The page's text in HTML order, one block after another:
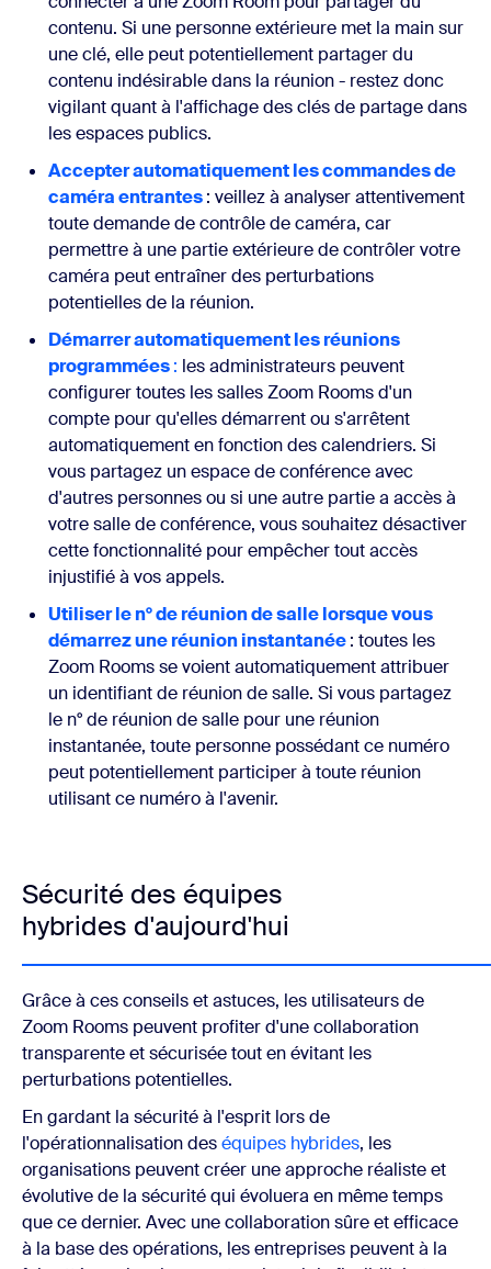
contenu. Si une personne extérieure met la main sur
une clé, elle peut potentiellement partager du
contenu indésirable dans la réunion - restez donc
vigilant quant à l'affichage des clés de partage dans
les espaces publics.
Accepter automatiquement les commandes de
caméra entrantes: veillez à analyser attentivement
toute demande de contrôle de caméra, car
permettre à une partie extérieure de contrôler votre
caméra peut entraîner des perturbations
potentielles de la réunion.
Démarrer automatiquement les réunions
programmées: les administrateurs peuvent
configurer toutes les salles Zoom Rooms d'un
compte pour qu'elles démarrent ou s'arrêtent
automatiquement en fonction des calendriers. Si
vous partagez un espace de conférence avec
d'autres personnes ou si une autre partie a accès à
votre salle de conférence, vous souhaitez désactiver
cette fonctionnalité pour empêcher tout accès
injustifié à vos appels.
Utiliser le n° de réunion de salle lorsque vous
démarrez une réunion instantanée: toutes les
Zoom Rooms se voient automatiquement attribuer
un identifiant de réunion de salle. Si vous partagez
le n° de réunion de salle pour une réunion
instantanée, toute personne possédant ce numéro
peut potentiellement participer à toute réunion
utilisant ce numéro à l'avenir.
Sécurité des équipes
hybrides d'aujourd'hui
Grâce à ces conseils et astuces, les utilisateurs de
Zoom Rooms peuvent profiter d'une collaboration
transparente et sécurisée tout en évitant les
perturbations potentielles.
En gardant la sécurité à l'esprit lors de
l'opérationnalisation deséquipes hybrides, les
organisations peuvent créer une approche réaliste et
évolutive de la sécurité qui évoluera en même temps
que ce dernier. Avec une collaboration sûre et efficace
à la base des opérations, les entreprises peuvent à la